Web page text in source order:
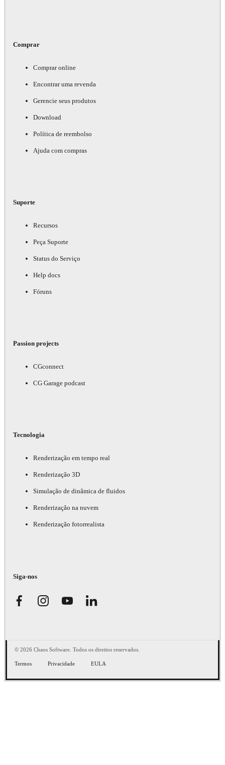
Comprar
Comprar online
Encontrar uma revenda
Gerencie seus produtos
Download
Política de reembolso
Ajuda com compras
Suporte
Recursos
Peça Suporte
Status do Serviço
Help docs
Fóruns
Passion projects
CGconnect
CG Garage podcast
Tecnologia
Renderização em tempo real
Renderização 3D
Simulação de dinâmica de fluidos
Renderização na nuvem
Renderização fotorrealista
Siga-nos
© 2026 Chaos Software. Todos os direitos reservados.
Termos Privacidade EULA